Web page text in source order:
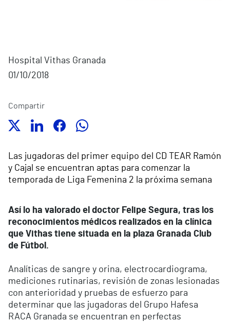
Hospital Vithas Granada
01/10/2018
Compartir
Las jugadoras del primer equipo del CD TEAR Ramón
y Cajal se encuentran aptas para comenzar la
temporada de Liga Femenina 2 la próxima semana
Así lo ha valorado el doctor Felipe Segura, tras los
reconocimientos médicos realizados en la clínica
que Vithas tiene situada en la plaza Granada Club
de Fútbol.
Analíticas de sangre y orina, electrocardiograma,
mediciones rutinarias, revisión de zonas lesionadas
con anterioridad y pruebas de esfuerzo para
determinar que las jugadoras del Grupo Hafesa
RACA Granada se encuentran en perfectas